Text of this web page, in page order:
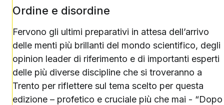
Ordine e disordine
Fervono gli ultimi preparativi in attesa dell’arrivo
delle menti più brillanti del mondo scientifico, degli
opinion leader di riferimento e di importanti esperti
delle più diverse discipline che si troveranno a
Trento per riflettere sul tema scelto per questa
edizione – profetico e cruciale più che mai - “Dopo